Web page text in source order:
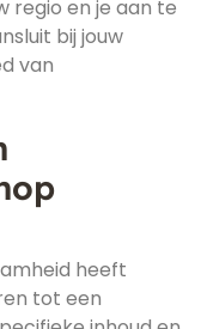
regio en je aan te
bij jouw
van
heeft
tot een